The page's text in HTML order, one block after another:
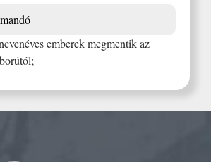
emberek megmentik az